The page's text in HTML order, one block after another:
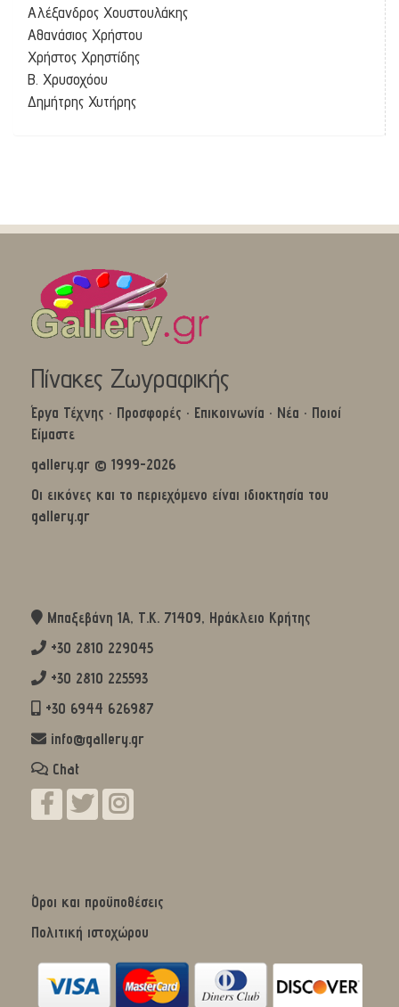
Αλέξανδρος Χουστουλάκης
Αθανάσιος Χρήστου
Χρήστος Χρηστίδης
Β. Χρυσοχόου
Δημήτρης Χυτήρης
Πίνακες Ζωγραφικής
Έργα Τέχνης · Προσφορές · Επικοινωνία · Νέα · Ποιοί
Είμαστε
gallery.gr © 1999-2026
Οι εικόνες και το περιεχόμενο είναι ιδιοκτησία του
gallery.gr
Μπαξεβάνη 1Α, Τ.Κ. 71409, Ηράκλειο Κρήτης
+30 2810 229045
+30 2810 225593
+30 6944 626987
info@gallery.gr
Chat
Όροι και προϋποθέσεις
Πολιτική ιστοχώρου